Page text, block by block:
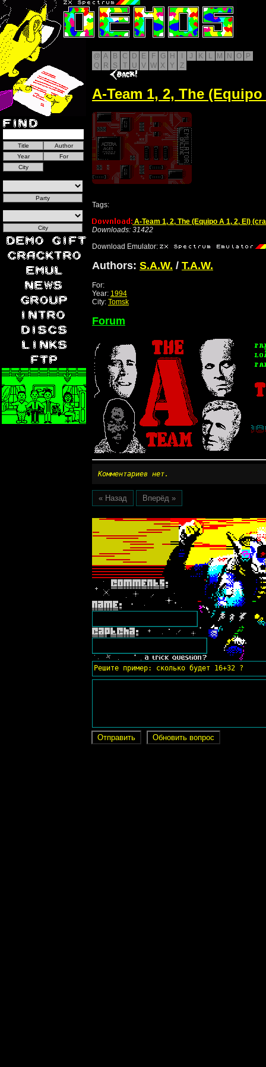
@ A B C D E F G H J K L M N O
P
Q
R S T U V W X Y Z
A-Team 1, 2, The
Tags:
A-Team 1, 2, The (Equipo A 1, 2, El)
Downloads: 31422
Download Emulator:
Authors: S.A.W. / T.A.W.
For:
Year: 1994
City: Tomsk
Forum
Комментариев нет.
« Назад Вперёд »
Решите пример: сколько будет 16+32 ?
Обновить вопрос
Отправить